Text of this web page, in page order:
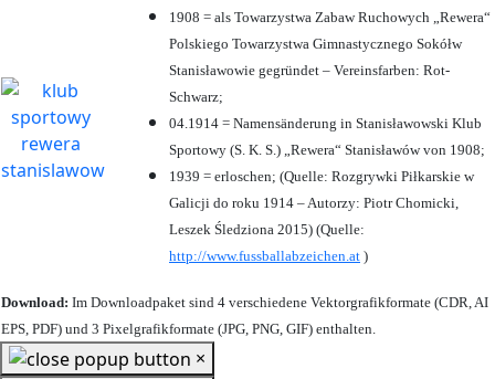
1908 = als Towarzystwa Zabaw Ruchowych „Rewera“
Polskiego Towarzystwa Gimnastycznego Sokółw
Stanisławowie gegründet – Vereinsfarben: Rot-
Schwarz;
04.1914 = Namensänderung in Stanisławowski Klub
Sportowy (S. K. S.) „Rewera“ Stanisławów von 1908;
1939 = erloschen; (Quelle: Rozgrywki Piłkarskie w
Galicji do roku 1914 – Autorzy: Piotr Chomicki,
Leszek Śledziona 2015) (Quelle:
http://www.fussballabzeichen.at )
Download: Im Downloadpaket sind 4 verschiedene Vektorgrafikformate (CDR, AI
EPS, PDF) und 3 Pixelgrafikformate (JPG, PNG, GIF) enthalten.
×